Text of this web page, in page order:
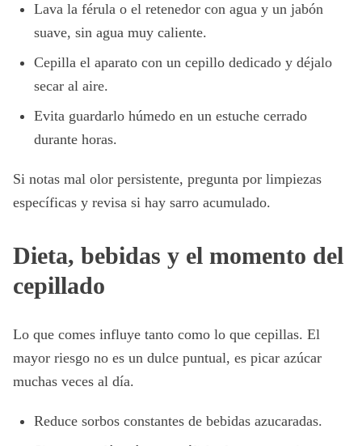
Lava la férula o el retenedor con agua y un jabón
suave, sin agua muy caliente.
Cepilla el aparato con un cepillo dedicado y déjalo
secar al aire.
Evita guardarlo húmedo en un estuche cerrado
durante horas.
Si notas mal olor persistente, pregunta por limpiezas
específicas y revisa si hay sarro acumulado.
Dieta, bebidas y el momento del
cepillado
Lo que comes influye tanto como lo que cepillas. El
mayor riesgo no es un dulce puntual, es picar azúcar
muchas veces al día.
Reduce sorbos constantes de bebidas azucaradas.